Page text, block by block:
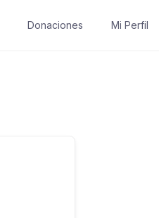
Donaciones Mi Perfil